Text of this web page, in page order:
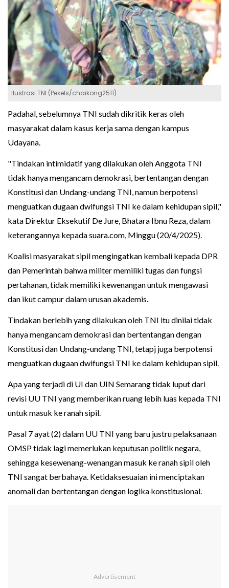
Ilustrasi TNI (Pexels/chaikong2511)
Padahal, sebelumnya TNI sudah dikritik keras oleh
masyarakat dalam kasus kerja sama dengan kampus
Udayana.
"Tindakan intimidatif yang dilakukan oleh Anggota TNI
tidak hanya mengancam demokrasi, bertentangan dengan
Konstitusi dan Undang-undang TNI, namun berpotensi
menguatkan dugaan dwifungsi TNI ke dalam kehidupan sipil,"
kata Direktur Eksekutif De Jure, Bhatara Ibnu Reza, dalam
keterangannya kepada suara.com, Minggu (20/4/2025).
Koalisi masyarakat sipil mengingatkan kembali kepada DPR
dan Pemerintah bahwa militer memiliki tugas dan fungsi
pertahanan, tidak memiliki kewenangan untuk mengawasi
dan ikut campur dalam urusan akademis.
Tindakan berlebih yang dilakukan oleh TNI itu dinilai tidak
hanya mengancam demokrasi dan bertentangan dengan
Konstitusi dan Undang-undang TNI, tetapj juga berpotensi
menguatkan dugaan dwifungsi TNI ke dalam kehidupan sipil.
Apa yang terjadi di UI dan UIN Semarang tidak luput dari
revisi UU TNI yang memberikan ruang lebih luas kepada TNI
untuk masuk ke ranah sipil.
Pasal 7 ayat (2) dalam UU TNI yang baru justru pelaksanaan
OMSP tidak lagi memerlukan keputusan politik negara,
sehingga kesewenang-wenangan masuk ke ranah sipil oleh
TNI sangat berbahaya. Ketidaksesuaian ini menciptakan
anomali dan bertentangan dengan logika konstitusional.